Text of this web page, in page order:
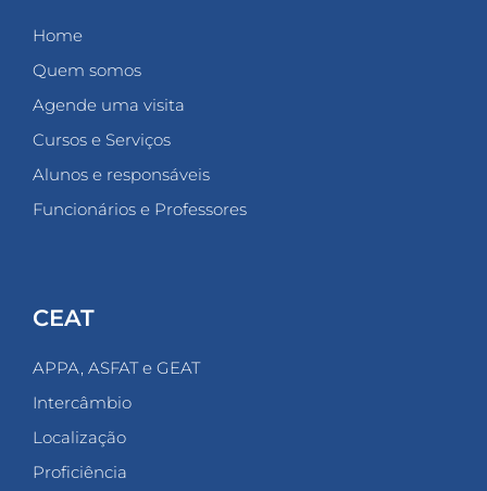
Home
Quem somos
Agende uma visita
Cursos e Serviços
Alunos e responsáveis
Funcionários e Professores
CEAT
APPA, ASFAT e GEAT
Intercâmbio
Localização
Proficiência